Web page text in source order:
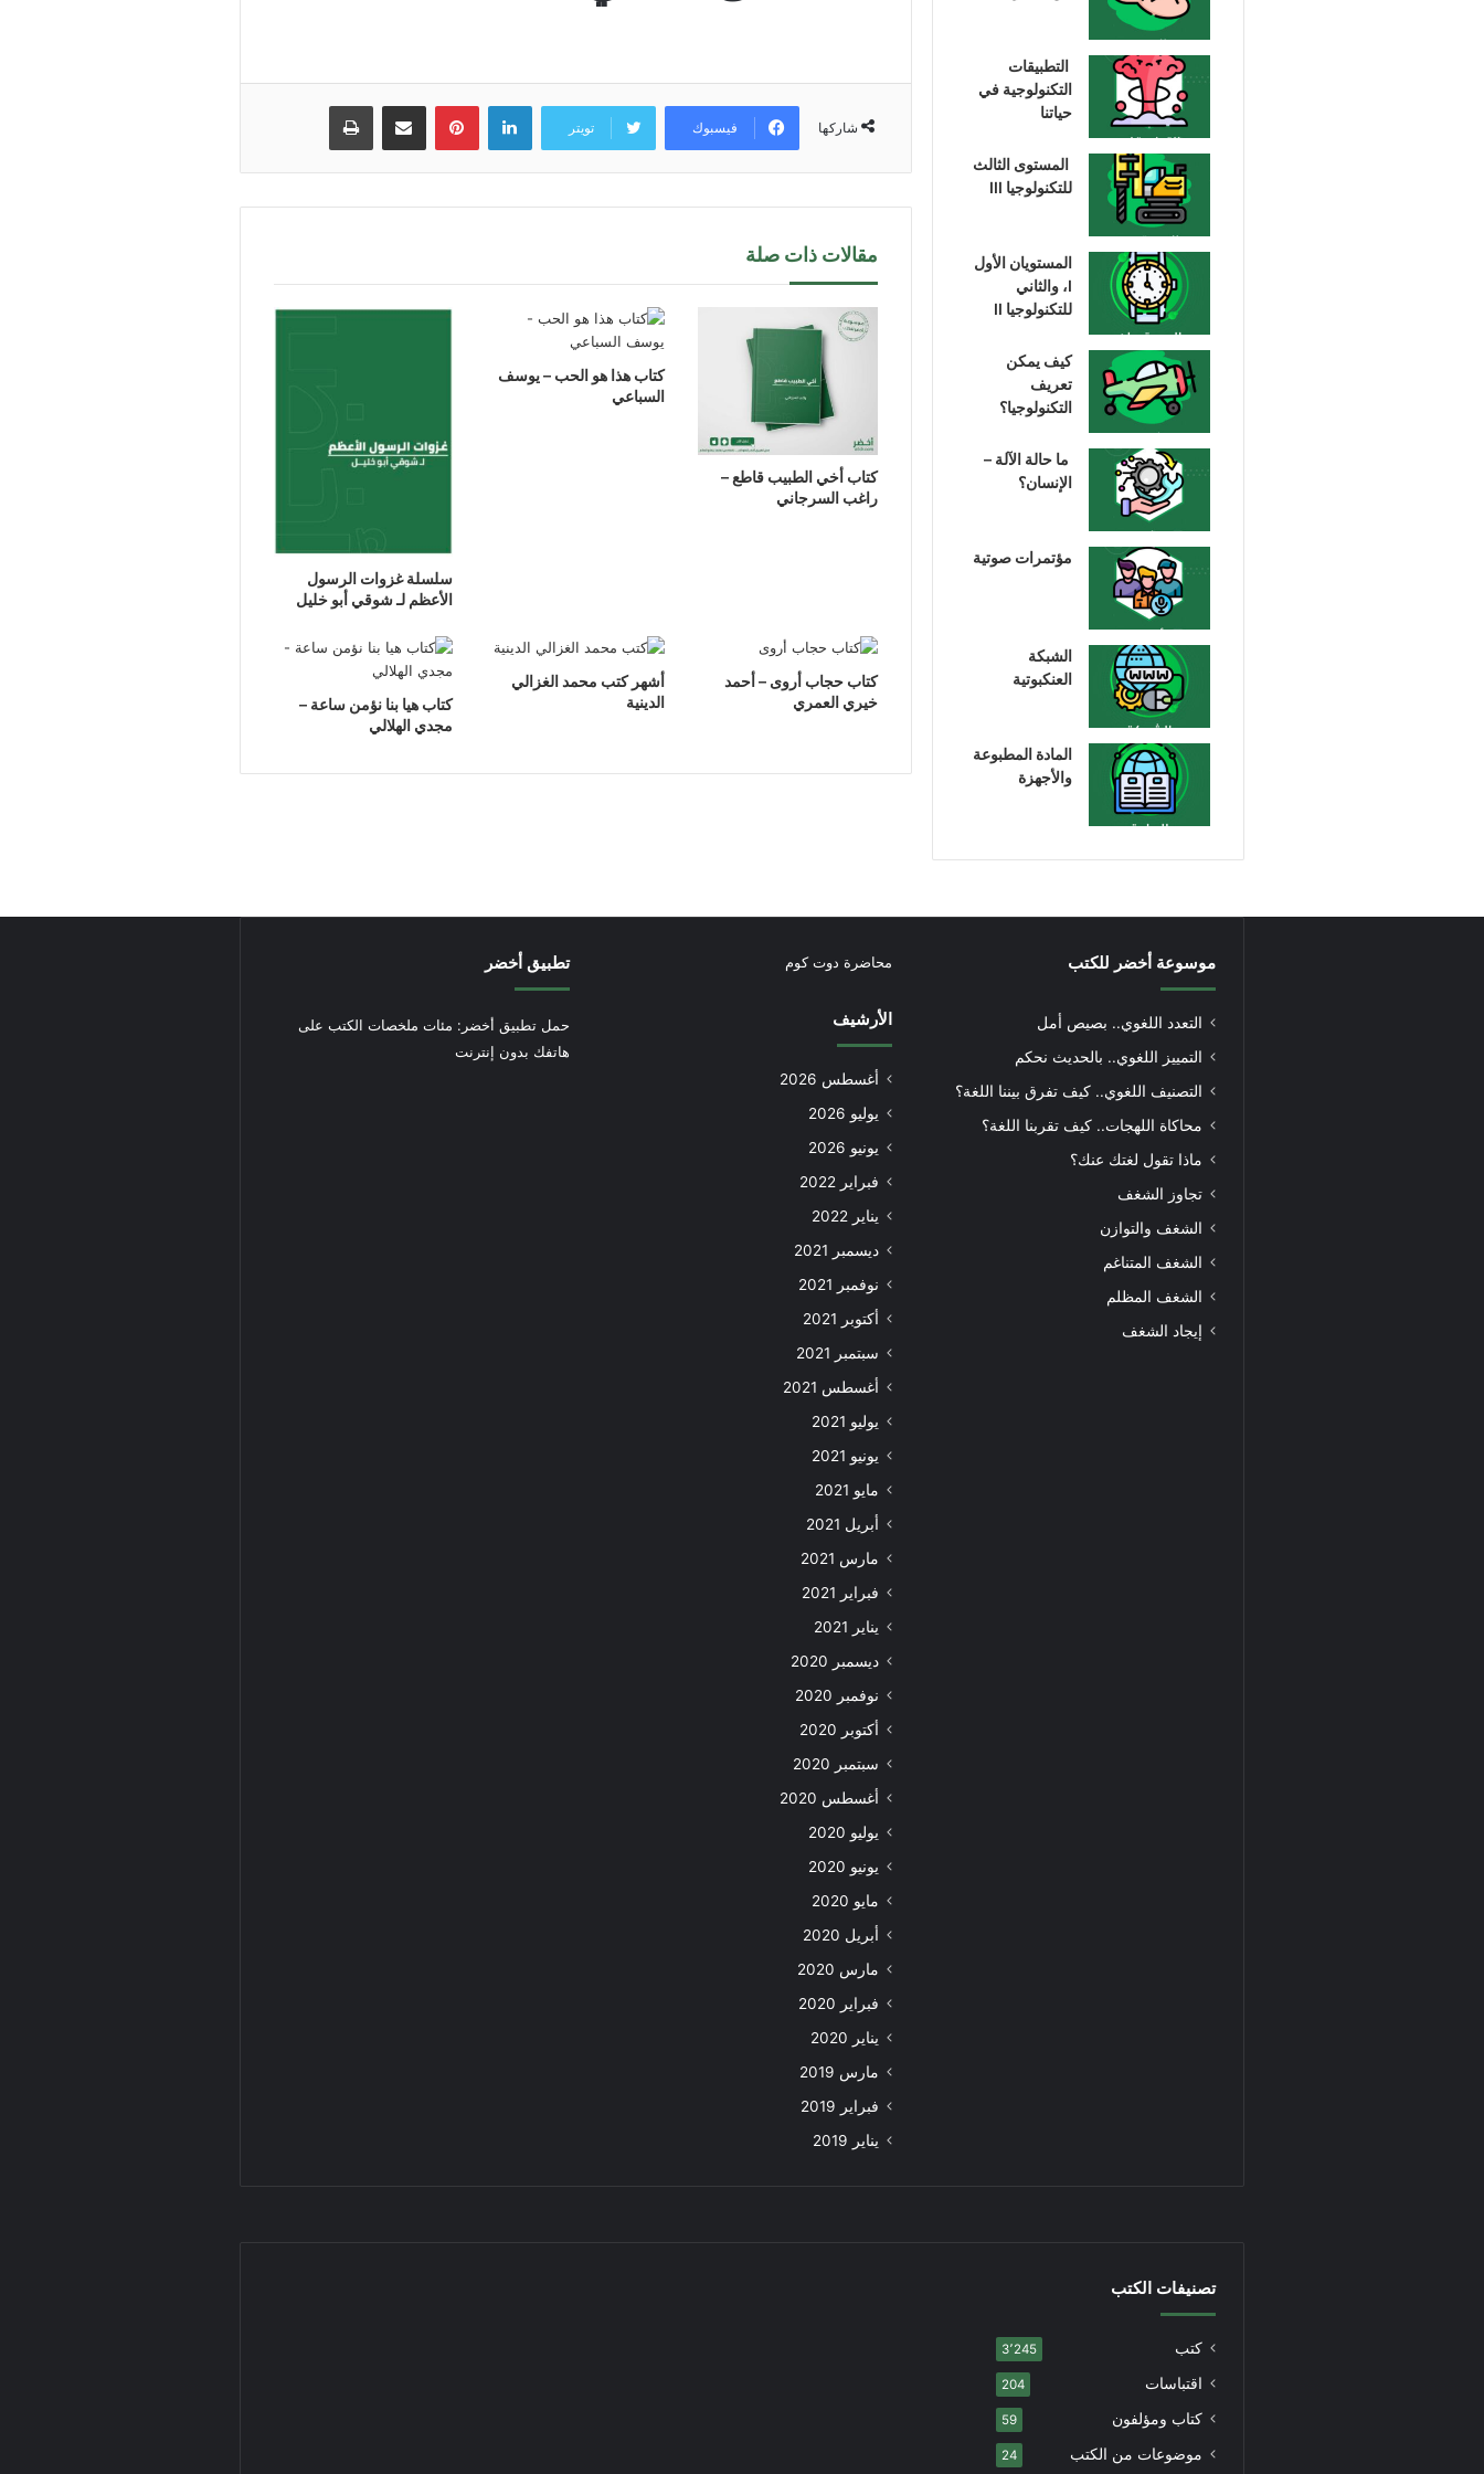
شاركها فيسبوك تويتر
لينكدإن بينتيريستمشاركة عبر البريد طباعة
مقالات ذات صلة
‫كتاب أخي الطبيب قاطع‬ –
راغب السرجاني
كتاب هذا هو الحب – يوسف
السباعي
سلسلة غزوات الرسول
الأعظم لـ شوقي أبو خليل
كتاب حجاب أروى – أحمد
خيري العمري
أشهر كتب محمد الغزالي
الدينية
كتاب هيا بنا نؤمن ساعة –
مجدي الهلالي
التطبيقات
التكنولوجية في
حياتنا
المستوى الثالث
للتكنولوجيا III
المستويان الأول
I، والثاني
للتكنولوجيا II
كيف يمكن
تعريف
التكنولوجيا؟
ما حالة الآلة –
الإنسان؟
مؤتمرات صوتية
الشبكة
العنكبوتية
المادة المطبوعة
والأجهزة
موسوعة أخضر للكتب
التعدد اللغوي.. بصيص أمل
التمييز اللغوي.. بالحديث نحكم
التصنيف اللغوي.. كيف تفرق بيننا اللغة؟
محاكاة اللهجات.. كيف تقربنا اللغة؟
ماذا تقول لغتك عنك؟
تجاوز الشغف
الشغف والتوازن
الشغف المتناغم
الشغف المظلم
إيجاد الشغف
محاضرة دوت كوم
الأرشيف
أغسطس 2026
يوليو 2026
يونيو 2026
فبراير 2022
يناير 2022
ديسمبر 2021
نوفمبر 2021
أكتوبر 2021
سبتمبر 2021
أغسطس 2021
يوليو 2021
يونيو 2021
مايو 2021
أبريل 2021
مارس 2021
فبراير 2021
يناير 2021
ديسمبر 2020
نوفمبر 2020
أكتوبر 2020
سبتمبر 2020
أغسطس 2020
يوليو 2020
يونيو 2020
مايو 2020
أبريل 2020
مارس 2020
فبراير 2020
يناير 2020
مارس 2019
فبراير 2019
يناير 2019
تطبيق أخضر
حمل تطبيق أخضر: مئات ملخصات الكتب على
هاتفك بدون إنترنت
تصنيفات الكتب
كتب 3٬245
اقتباسات 204
كتاب ومؤلفون 59
موضوعات من الكتب 24